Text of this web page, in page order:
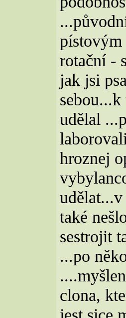
rotační -
jak jsi
udělal
hroznej
také
sestrojit
...po
clona,